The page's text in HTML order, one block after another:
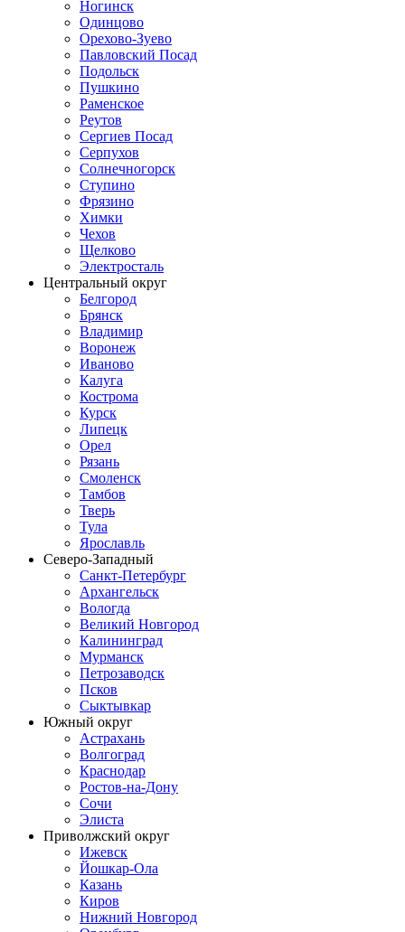
Ногинск
Одинцово
Орехово-Зуево
Павловский Посад
Подольск
Пушкино
Раменское
Реутов
Сергиев Посад
Серпухов
Солнечногорск
Ступино
Фрязино
Химки
Чехов
Щелково
Электросталь
Центральный округ
Белгород
Брянск
Владимир
Воронеж
Иваново
Калуга
Кострома
Курск
Липецк
Орел
Рязань
Смоленск
Тамбов
Тверь
Тула
Ярославль
Северо-Западный
Санкт-Петербург
Архангельск
Вологда
Великий Новгород
Калининград
Мурманск
Петрозаводск
Псков
Сыктывкар
Южный округ
Астрахань
Волгоград
Краснодар
Ростов-на-Дону
Сочи
Элиста
Приволжский округ
Ижевск
Йошкар-Ола
Казань
Киров
Нижний Новгород